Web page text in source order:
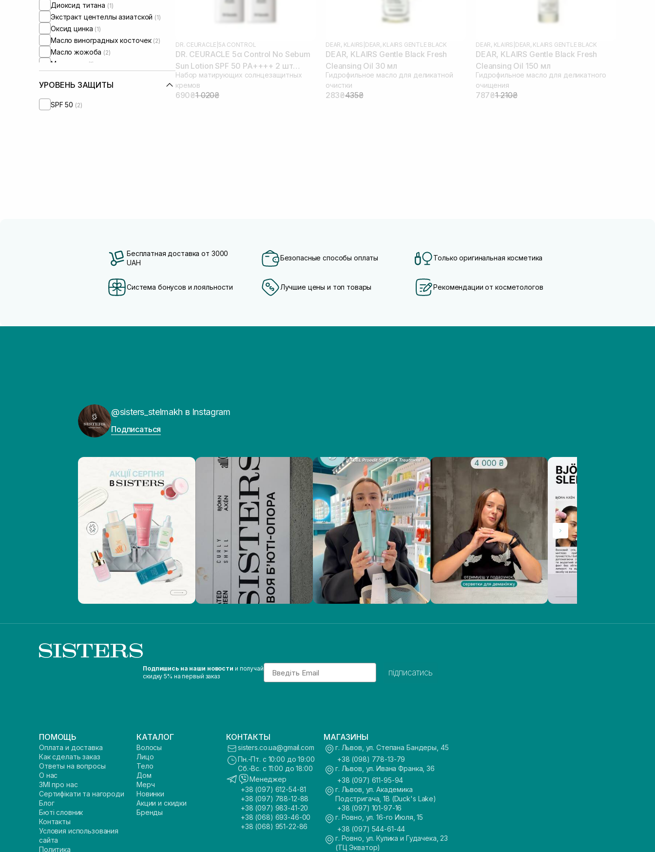
Диоксид титана (1)
Экстракт центеллы азиатской (1)
Оксид цинка (1)
Масло виноградных косточек (2)
Масло жожоба (2)
Масло сои (1)
Токоферол(1)
УРОВЕНЬ ЗАЩИТЫ
SPF 50 (2)
DR. CEURACLE 5Α CONTROL
DR. CEURACLE 5α Control No Sebum
Sun Lotion SPF 50 PA++++ 2 шт
(термін до 09.04.2026)
Набор матирующих солнцезащитных
кремов
690₴1 020₴
DEAR, KLAIRS DEAR, KLAIRS GENTLE BLACK
DEAR, KLAIRS Gentle Black Fresh
Cleansing Oil 30 мл
Гидрофильное масло для деликатной
очистки
283₴435₴
DEAR, KLAIRS DEAR, KLAIRS GENTLE BLACK
DEAR, KLAIRS Gentle Black Fresh
Cleansing Oil 150 мл
Гидрофильное масло для деликатного
очищения
787₴1 210₴
Бесплатная доставка от 3000
UAH
Безопасные способы оплаты Только оригинальная косметика
Система бонусов и лояльности Лучшие цены и топ товары Рекомендации от косметологов
@sisters_stelmakh в Instagram
Подписаться
Подпишись на наши новости и получай
скидку 5% на первый заказ
Email
підписатись
ПОМОЩЬ
Оплата и доставка
Как сделать заказ
Ответы на вопросы
О нас
ЗМІ про нас
Сертифікати та нагороди
Блог
Бюті словник
Контакты
Условия использования
сайта
Политика
КАТАЛОГ
Волосы
Лицо
Тело
Дом
Мерч
Новинки
Акции и скидки
Бренды
КОНТАКТЫ
sisters.co.ua@gmail.com
Пн.-Пт. с 10:00 до 19:00
Сб.-Вс. с 11:00 до 18:00
Менеджер
+38 (097) 612-54-81
+38 (097) 788-12-88
+38 (097) 983-41-20
+38 (068) 693-46-00
+38 (068) 951-22-86
МАГАЗИНЫ
г. Львов, ул. Степана Бандеры, 45
+38 (098) 778-13-79
г. Львов, ул. Ивана Франка, 36
+38 (097) 611-95-94
г. Львов, ул. Академика
Подстригача, 1В (Duck's Lake)
+38 (097) 101-97-16
г. Ровно, ул. 16-го Июля, 15
+38 (097) 544-61-44
г. Ровно, ул. Кулика и Гудачека, 23
(ТЦ Экватор)